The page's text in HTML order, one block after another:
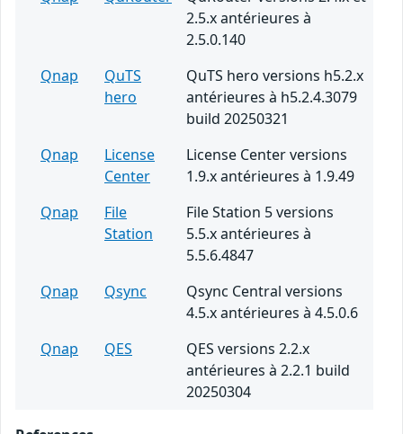
2.5.x antérieures à
2.5.0.140
Qnap
QuTS
hero
QuTS hero versions h5.2.x
antérieures à h5.2.4.3079
build 20250321
Qnap
License
Center
License Center versions
1.9.x antérieures à 1.9.49
Qnap
File
Station
File Station 5 versions
5.5.x antérieures à
5.5.6.4847
Qnap
Qsync
Qsync Central versions
4.5.x antérieures à 4.5.0.6
Qnap
QES
QES versions 2.2.x
antérieures à 2.2.1 build
20250304